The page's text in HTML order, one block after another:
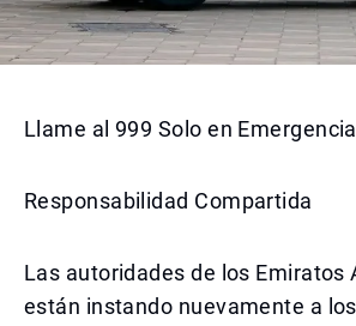
Llame al 999 Solo en
Responsabilidad Compartida
Las autoridades de los Emiratos
están instando nuevamente a